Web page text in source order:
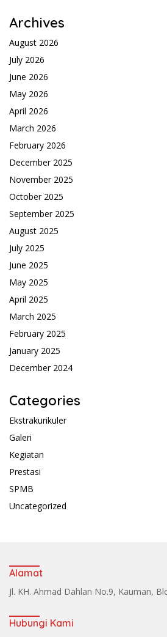
Archives
August 2026
July 2026
June 2026
May 2026
April 2026
March 2026
February 2026
December 2025
November 2025
October 2025
September 2025
August 2025
July 2025
June 2025
May 2025
April 2025
March 2025
February 2025
January 2025
December 2024
Categories
Ekstrakurikuler
Galeri
Kegiatan
Prestasi
SPMB
Uncategorized
Alamat
Jl. KH. Ahmad Dahlan No.9, Kauman,
Hubungi Kami